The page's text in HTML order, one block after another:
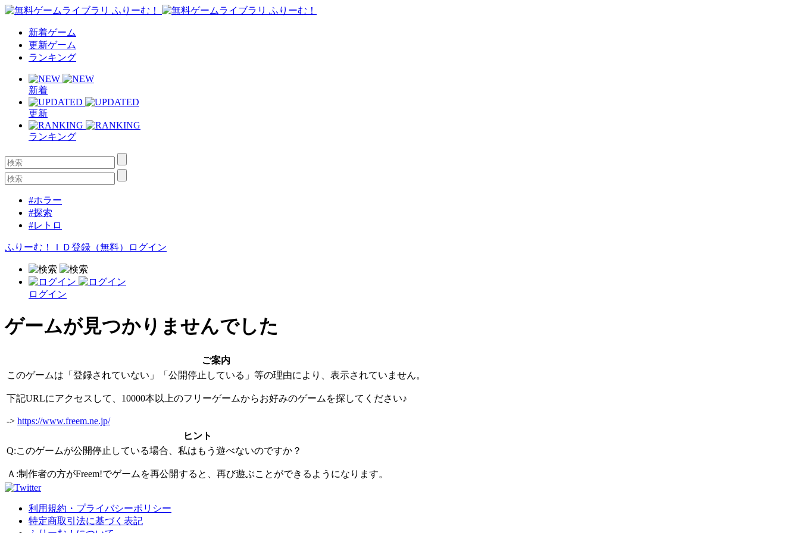
新着ゲーム
更新ゲーム
ランキング
新着
更新
ランキング
#ホラー
#探索
#レトロ
ふりーむ！ＩＤ登録（無料） ログイン
ログイン
ゲームが見つかりませんでした
ご案内
このゲームは「登録されていない」「公開停止している」等の理由により、表示されていません。
下記URLにアクセスして、10000本以上のフリーゲームからお好みのゲームを探してください♪
-> https://www.freem.ne.jp/
ヒント
Q:このゲームが公開停止している場合、私はもう遊べないのですか？
Ａ:制作者の方がFreem!でゲームを再公開すると、再び遊ぶことができるようになります。
利用規約・プライバシーポリシー
特定商取引法に基づく表記